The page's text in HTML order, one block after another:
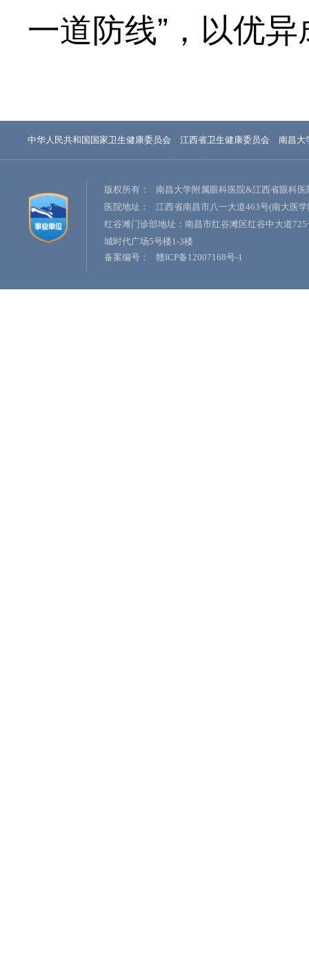
一道防线”，以优
中华人民共和国国家卫生健康委员会 江西省卫生健康委员会 南昌大
版权所有：
南昌大学附属眼科医院&江西省眼科医
医院地址：
江西省南昌市八一大道463号(南大医
红谷滩门诊部地址：南昌市红谷滩区红谷中大道725
城时代广场5号楼1-3楼
备案编号：
赣ICP备12007168号-1